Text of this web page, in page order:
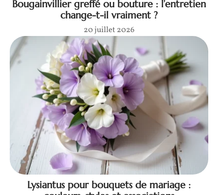
Bougainvillier greffé ou bouture : l’entretien
change-t-il vraiment ?
20 juillet 2026
Lysiantus pour bouquets de mariage :